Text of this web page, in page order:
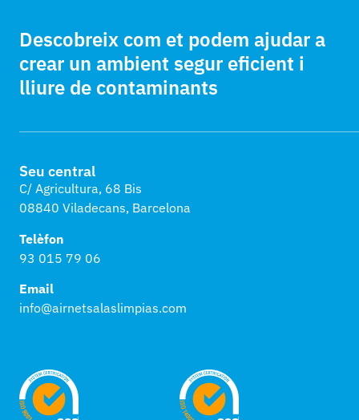
Descobreix com et podem ajudar a
crear un ambient segur eficient i
lliure de contaminants
Seu central
C/ Agricultura, 68 Bis
08840 Viladecans, Barcelona
Telèfon
93 015 79 06
Email
info@airnetsalaslimpias.com